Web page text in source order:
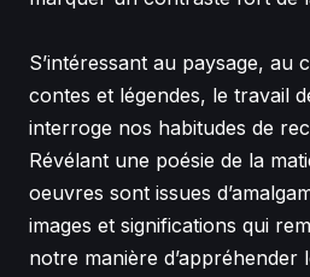
S’intéressant au paysage, au
contes et légendes, le travail
interroge nos habitudes de
Révélant une poésie de la
oeuvres sont issues
images et significations qui
notre manière d’appréhender